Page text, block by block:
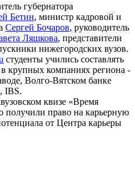
губернатора
Бетин, министр кадровой и
Сергей Бочаров, руководитель
Ляшкова, представители
нижегородских вузов.
студенты учились составлять
крупных компаниях региона -
Волго-Вятском банке
IBS.
квизе «Время
получили право на карьерную
от Центра карьеры